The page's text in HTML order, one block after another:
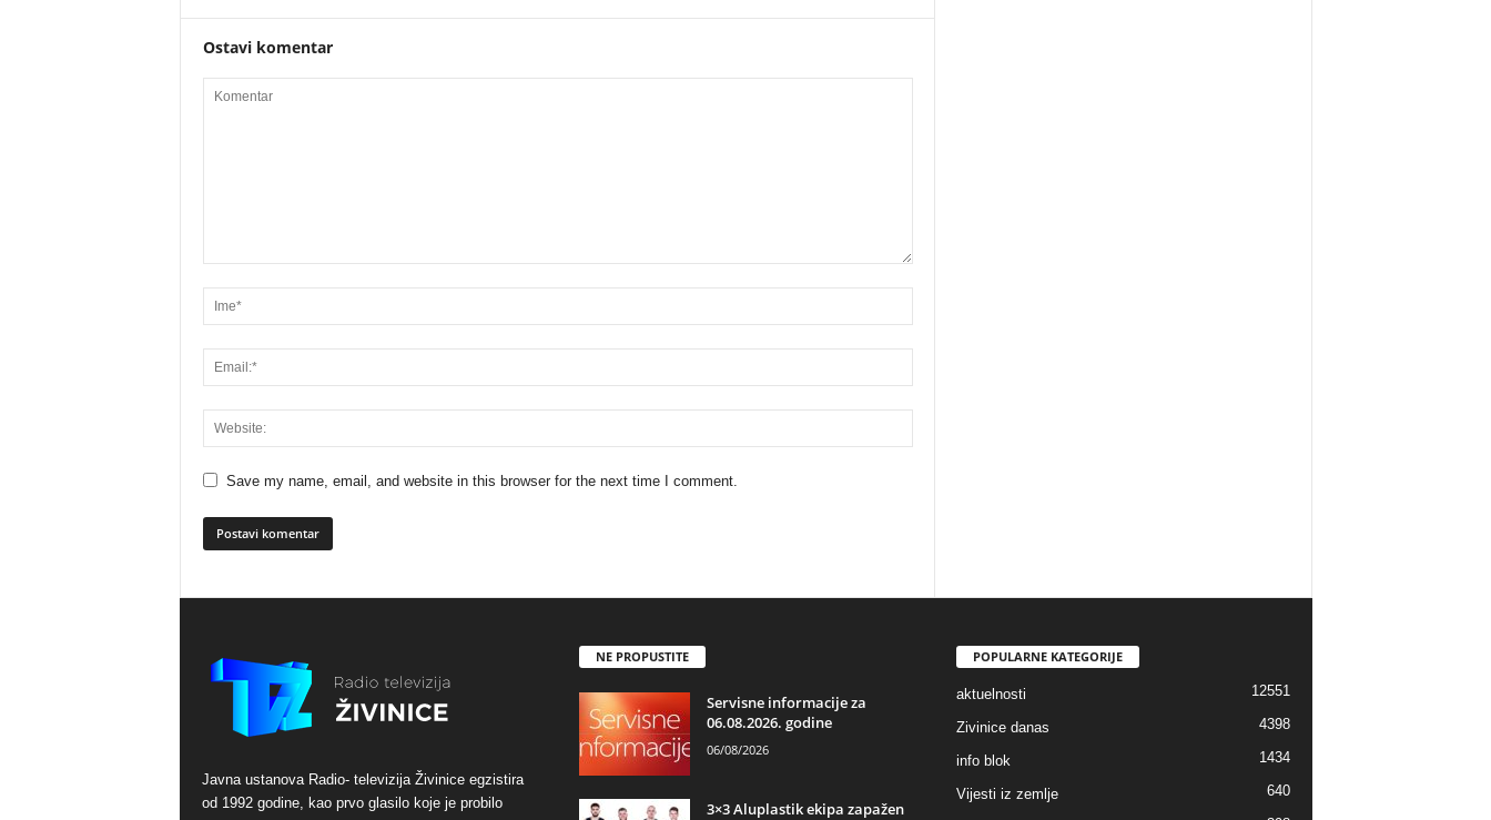
Ostavi komentar
Save my name, email, and website in this browser for the next time I comment.
Javna ustanova Radio- televizija Živinice egzistira
od 1992 godine, kao prvo glasilo koje je probilo
NE PROPUSTITE
Servisne informacije za
06.08.2026. godine
06/08/2026
3×3 Aluplastik ekipa zapažen
POPULARNE KATEGORIJE
aktuelnosti 12551
Zivinice danas 4398
info blok 1434
Vijesti iz zemlje 640